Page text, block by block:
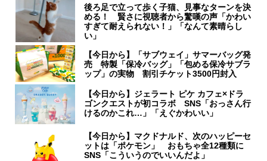
後ろ足で立って歩く子猫、見事なターンを決
める！ 賢さに視聴者から驚嘆の声「かわい
すぎて耐えられない！」「なんて素晴らし
い」
【今日から】「サブウェイ」サマーバッグ発
売 特製「保冷バッグ」「包める保冷サブラ
ップ」の実物 割引チケット3500円封入
【今日から】ジェラート ピケ カフェ×ドラ
ゴンクエストが初コラボ SNS「おっさん行
けるのかこれ…」「えぐかわいい」
【今日から】マクドナルド、次のハッピーセ
ットは「ポケモン」 おもちゃ全12種類に
SNS「こういうのでいいんだよ」